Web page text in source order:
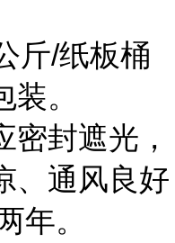
斤/纸板桶
。
密封遮光，
、通风良好
年。